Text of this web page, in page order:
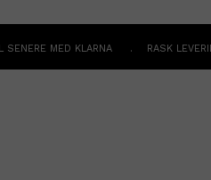
SENERE MED KLARNA . RASK